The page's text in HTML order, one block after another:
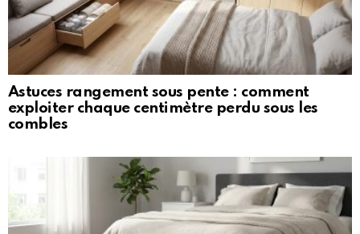
Astuces rangement sous pente : comment
exploiter chaque centimètre perdu sous les
combles